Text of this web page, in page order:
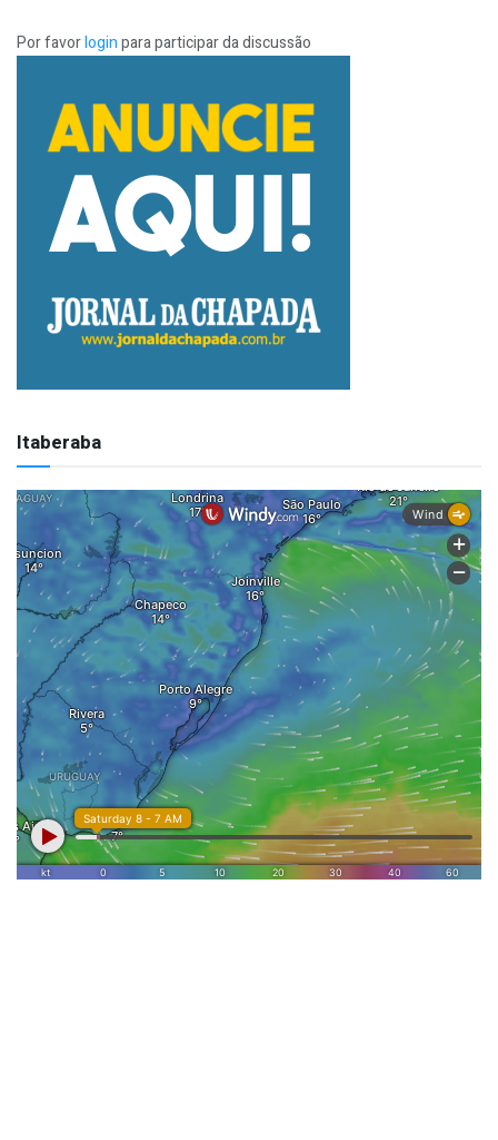
Por favorloginpara participar da discussão
Itaberaba